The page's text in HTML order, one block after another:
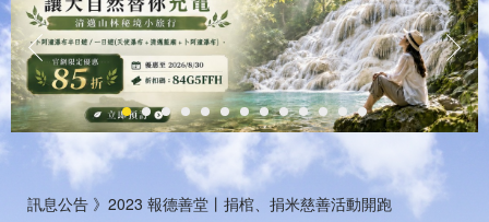
訊息公告 》 2023 報德善堂丨捐棺、捐米慈善活動開跑